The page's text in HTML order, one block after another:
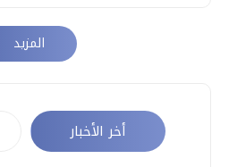
المزيد
أخر الأخبار